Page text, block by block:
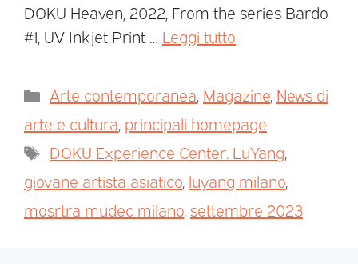
DOKU Heaven, 2022, From the series Bardo
#1, UV Inkjet Print … Leggi tutto
Arte contemporanea, Magazine, News di
arte e cultura, principali homepage
DOKU Experience Center. LuYang,
giovane artista asiatico, luyang milano,
mosrtra mudec milano,settembre 2023